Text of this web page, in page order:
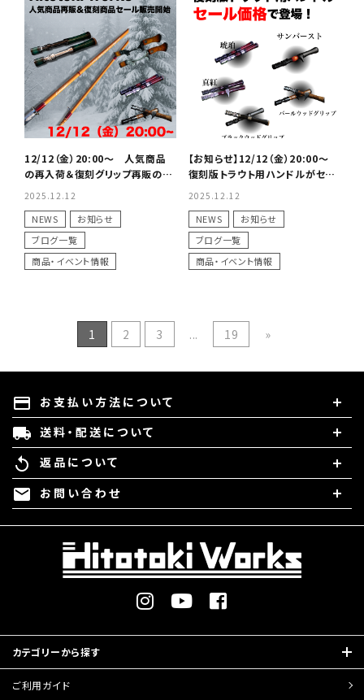
12/12（金）20:00〜 人気商品
の再入荷＆復刻グリップ再販のお
2025.12.12
NEWS
お知らせ
ブログ一覧
商品・イベント情報
【お知らせ】12/12（金）20:00〜
復刻版トラウト用ハンドルがセー
2025.12.12
NEWS
お知らせ
ブログ一覧
商品・イベント情報
1 2 3 ... 19 »
payment お支払い方法について
local_shipping 送料・配送について
replay 返品について
mail お問い合わせ
カテゴリーから探す
ご利用ガイド